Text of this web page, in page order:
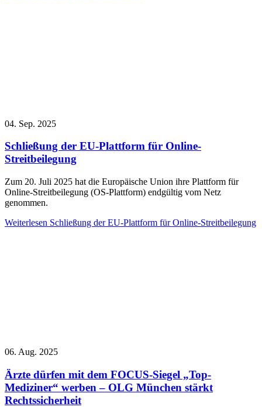
04. Sep. 2025
Schließung der EU-Plattform für Online-
Streitbeilegung
Zum 20. Juli 2025 hat die Europäische Union ihre Plattform für
Online-Streitbeilegung (OS-Plattform) endgültig vom Netz
genommen.
Weiterlesen Schließung der EU-Plattform für Online-Streitbeilegung
06. Aug. 2025
Ärzte dürfen mit dem FOCUS-Siegel „Top-
Mediziner“ werben – OLG München stärkt
Rechtssicherheit